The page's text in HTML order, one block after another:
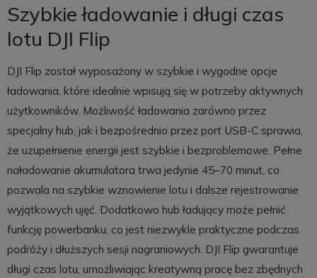
Szybkie ładowanie i długi czas
lotu DJI Flip
DJI Flip został wyposażony w szybkie i wygodne opcje
ładowania, które idealnie wpisują się w potrzeby aktywnych
użytkowników. Możliwość ładowania zarówno przez
specjalny hub, jak i bezpośrednio przez port USB-C sprawia,
że uzupełnienie energii jest szybkie i bezproblemowe. Pełne
naładowanie akumulatora trwa jedynie 45–70 minut, co
pozwala na szybkie wznowienie lotu i dalsze rejestrowanie
wyjątkowych ujęć. Dodatkowo hub ładujący może pełnić
funkcję powerbanku, co jest niezwykle praktyczne podczas
podróży i dłuższych sesji nagraniowych. DJI Flip gwarantuje
długi czas lotu, umożliwiając kreatywną pracę bez zbędnych